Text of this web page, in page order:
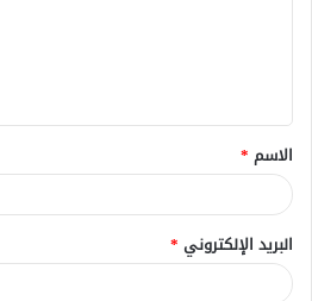
ق
*
الاسم *
البريد الإلكتروني *